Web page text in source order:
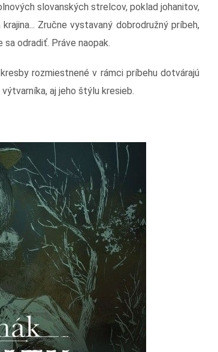
slovanských strelcov, poklad johanitov,
Zručne vystavaný dobrodružný príbeh,
odradiť. Práve naopak.
rozmiestnené v rámci príbehu dotvárajú
aj jeho štýlu kresieb.